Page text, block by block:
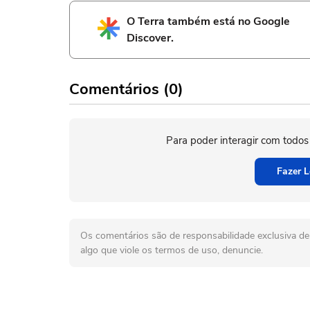
O Terra também está no Google
Discover.
Comentários (0)
Para poder interagir com
Fazer
Os comentários são de responsabilidade exclusiva
algo que viole os termos de uso, denuncie.